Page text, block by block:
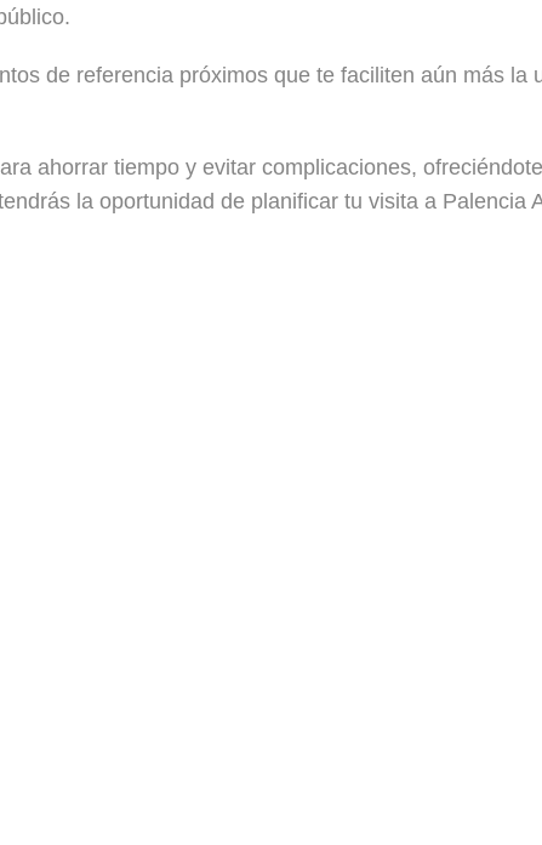
de referencia próximos que te faciliten aún más la
ahorrar tiempo y evitar complicaciones,
la oportunidad de planificar tu visita a Palencia